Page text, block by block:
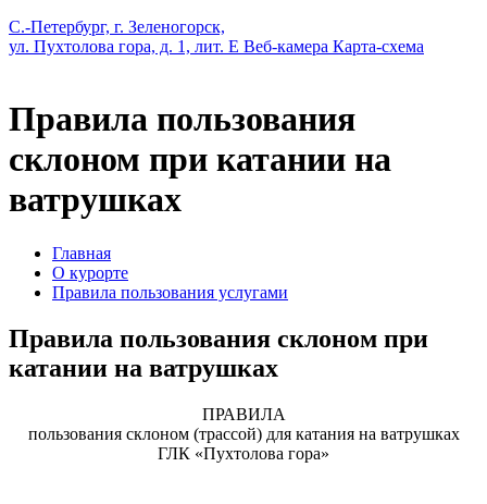
С.-Петербург, г. Зеленогорск,
ул. Пухтолова гора, д. 1, лит. Е Веб-камера Карта-схема
Правила пользования
склоном при катании на
ватрушках
Главная
О курорте
Правила пользования услугами
Правила пользования склоном при
катании на ватрушках
ПРАВИЛА
пользования склоном (трассой) для катания на ватрушках
ГЛК «Пухтолова гора»